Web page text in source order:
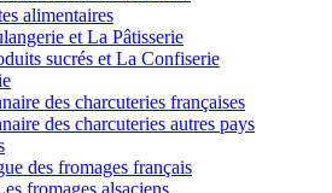
alimentaires
et La Pâtisserie
sucrés et La Confiserie
des charcuteries françaises
des charcuteries autres pays
des fromages français